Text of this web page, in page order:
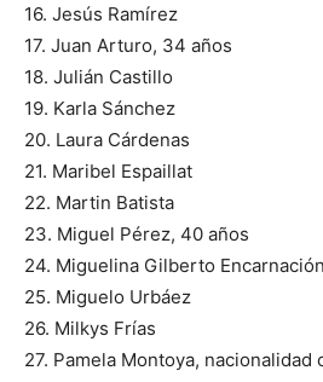
16. Jesús Ramírez
17. Juan Arturo, 34 años
18. Julián Castillo
19. Karla Sánchez
20. Laura Cárdenas
21. Maribel Espaillat
22. Martin Batista
23. Miguel Pérez, 40 años
24. Miguelina Gilberto Encarnación
25. Miguelo Urbáez
26. Milkys Frías
27. Pamela Montoya, nacionalidad